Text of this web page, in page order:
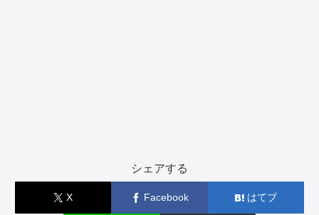
シェアする
X Facebook はてブ